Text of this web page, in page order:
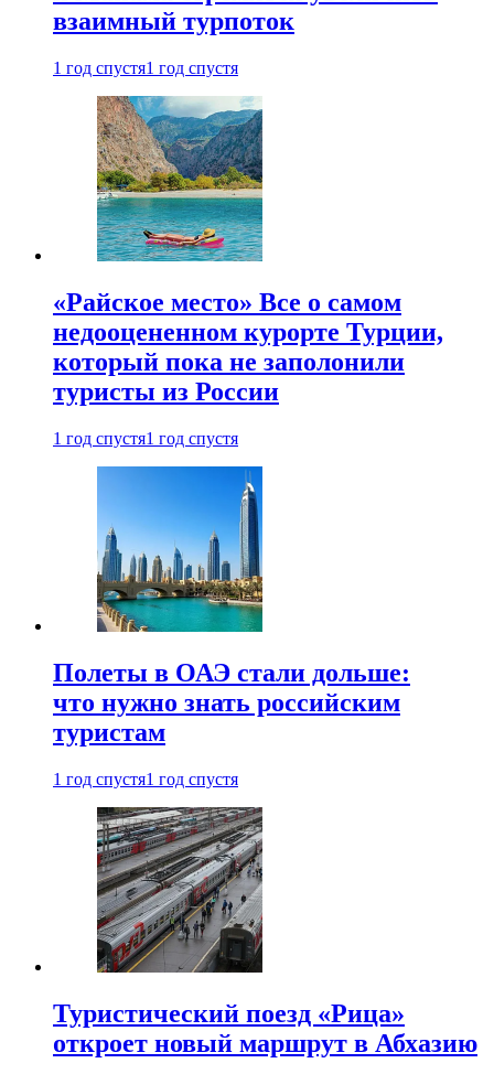
взаимный турпоток
1 год спустя1 год спустя
«Райское место» Все о самом
недооцененном курорте Турции,
который пока не заполонили
туристы из России
1 год спустя1 год спустя
Полеты в ОАЭ стали дольше:
что нужно знать российским
туристам
1 год спустя1 год спустя
Туристический поезд «Рица»
откроет новый маршрут в Абхазию